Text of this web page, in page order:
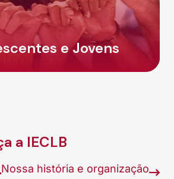
missionário
a IECLB
Nossa história e organização